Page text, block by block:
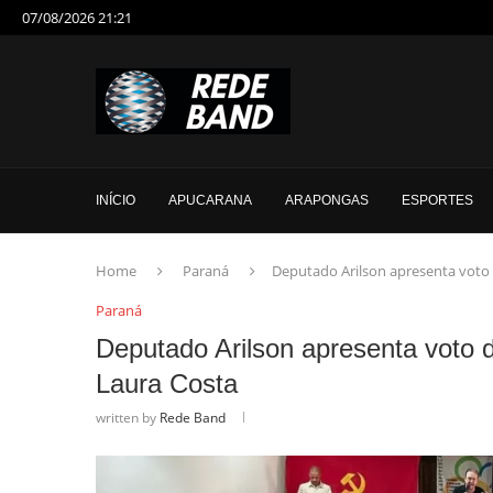
07/08/2026 21:21
INÍCIO APUCARANA ARAPONGAS ESPORTES
Home Paraná
Deputado Arilson apresenta
Paraná
Deputado Arilson apresenta voto
Laura Costa
written by Rede Band